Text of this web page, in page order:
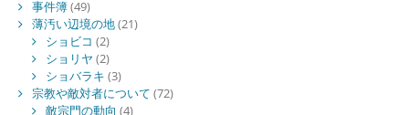
事件簿(49)
薄汚い辺境の地(21)
ショビコ (2)
ショリヤ (2)
ショバラキ (3)
宗教や敵対者について (72)
敵宗門の動向 (4)